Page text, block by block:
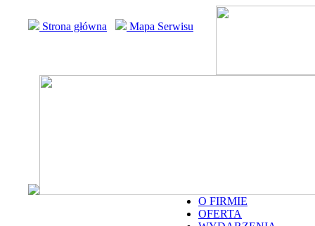
Strona główna Mapa Serwisu
O FIRMIE
OFERTA